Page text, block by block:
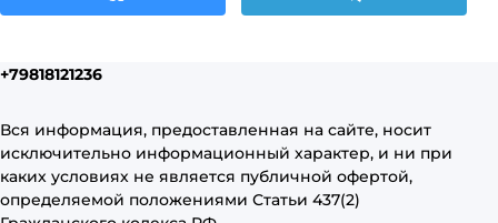
+79818121236
Вся информация, предоставленная на сайте, носит
исключительно информационный характер, и ни при
каких условиях не является публичной офертой,
определяемой положениями Статьи 437(2)